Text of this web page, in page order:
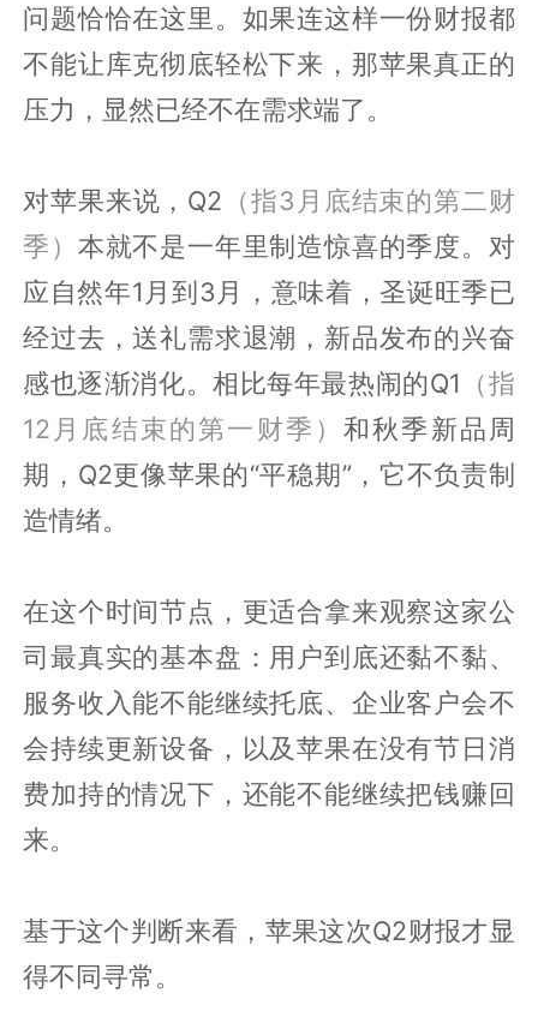
问题恰恰在这里。如果连这样一份财报都
不能让库克彻底轻松下来，那苹果真正的
压力，显然已经不在需求端了。
对苹果来说，Q2 （指3月底结束的第二财
季） 本就不是一年里制造惊喜的季度。对
应自然年1月到3月，意味着，圣诞旺季已
经过去，送礼需求退潮，新品发布的兴奋
感也逐渐消化。相比每年最热闹的Q1
（指
12月底结束的第一财季）和秋季新品周
期，Q2更像苹果的“平稳期”，它不负责制
造情绪。
在这个时间节点，更适合拿来观察这家公
司最真实的基本盘：用户到底还黏不黏、
服务收入能不能继续托底、企业客户会不
会持续更新设备，以及苹果在没有节日消
费加持的情况下，还能不能继续把钱赚回
来。
基于这个判断来看，苹果这次Q2财报才显
得不同寻常。